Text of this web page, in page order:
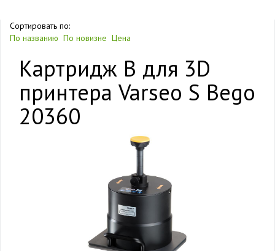
Сортировать по:
По названию По новизне Цена
Картридж B для 3D
принтера Varseo S Bego
20360